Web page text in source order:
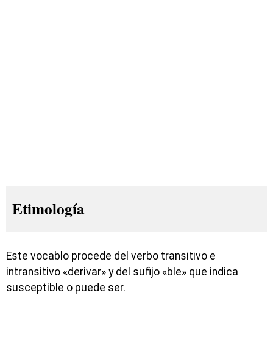
Etimología
Este vocablo procede del verbo transitivo e
intransitivo «derivar» y del sufijo «ble» que indica
susceptible o puede ser.